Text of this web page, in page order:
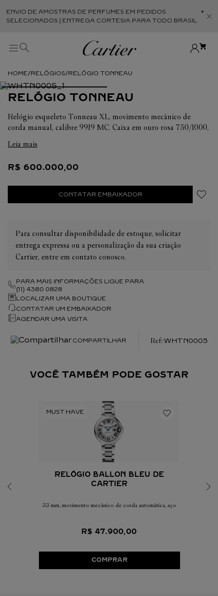
ENVIO DE AMOSTRAS DE PERFUMES EM PEDIDOS
SELECIONADOS | ENTREGA CORTESIA PARA TODO BRASIL
RELÓGIOS RELÓGIO TONNEAU
RELÓGIO TONNEAU
Relógio esqueleto Tonneau XL, movimento mecânico de
corda manual, calibre 9919 MC. Caixa em ouro rosa 750/1000,
azul, ponteiros em aço azulado em forma de espada, fundo de
cinzenta escura, fivela dobrável em ouro rosa 750/1000.
e minutos distintos, mostradores formados por pontes
esqueletizadas. Movimento numerado individualmente
mm, balanço: 28 800 vibrações/hora, reserva de marcha aprox.
60 horas. Dimensões da caixa: 52,4 mm X 29,8 mm. Espessura:
11,9 mm. Resistente à água até 3 bar (aprox. 30 metros). Esta
WHTN0011, com pulseiras em couro de bezerro.
Leia mais
R$ 600.000,00
CONTATAR EMBAIXADOR
Para consultar disponibilidade de estoque, solicitar
entrega expressa ou a personalização da sua criação
Cartier, entre em contato conosco.
PARA MAIS INFORMAÇÕES LIGUE PARA
(11) 4380 0828
LOCALIZAR UMA BOUTIQUE
CONTATAR UM EMBAIXADOR
AGENDAR UMA VISITA
COMPARTILHAR :WHTN0005
VOCÊ TAMBÉM PODE GOSTAR
RELÓGIO BALLON BLEU DE
CARTIER
33 mm, movimento mecânico de corda automática, aço
R$ 47.900,00
COMPRAR